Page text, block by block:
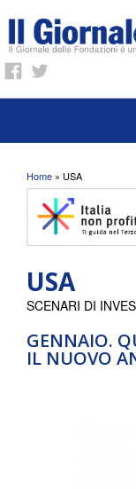
Tu sei qui
Home » USA
USA
GENNAIO.
IL NUOVO
SCENARI DI